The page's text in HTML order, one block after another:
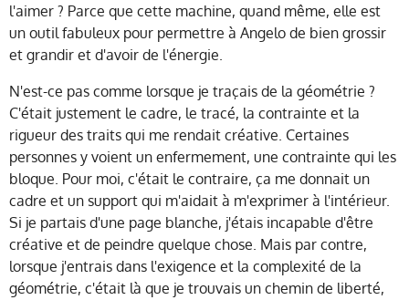
l'aimer ? Parce que cette machine, quand même, elle est
un outil fabuleux pour permettre à Angelo de bien grossir
et grandir et d'avoir de l'énergie.
N'est-ce pas comme lorsque je traçais de la géométrie ?
C'était justement le cadre, le tracé, la contrainte et la
rigueur des traits qui me rendait créative. Certaines
personnes y voient un enfermement, une contrainte qui les
bloque. Pour moi, c'était le contraire, ça me donnait un
cadre et un support qui m'aidait à m'exprimer à l'intérieur.
Si je partais d'une page blanche, j'étais incapable d'être
créative et de peindre quelque chose. Mais par contre,
lorsque j'entrais dans l'exigence et la complexité de la
géométrie, c'était là que je trouvais un chemin de liberté,